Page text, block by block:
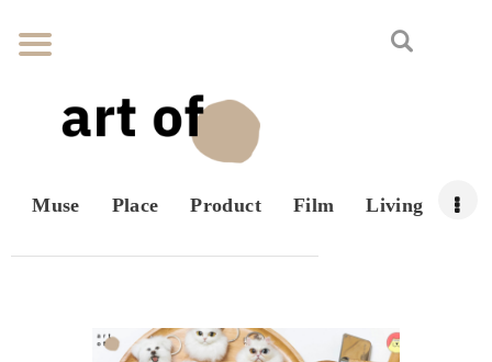
Muse Place Product Film Living